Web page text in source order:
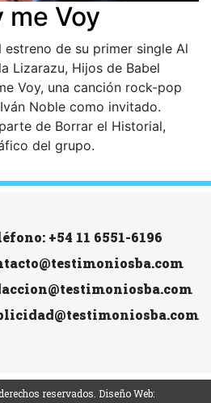
me Voy
estreno de su primer single Al
Lizarazu, Hijos de Babel
Voy, una canción rock-pop
Noble como invitado.
de Borrar el Historial,
del grupo.
+54 11 6551-6196
reservados. Diseño Web: